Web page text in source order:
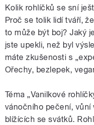
Kolik rohlíčků se sní
Proč se tolik lidí tváří,
to může být boj? Jaký
jste upekli, než byl
máte zkušenosti s
Ořechy, bezlepek,
Téma „Vanilkové
vánočního pečení, vůní
blížících se svátků.